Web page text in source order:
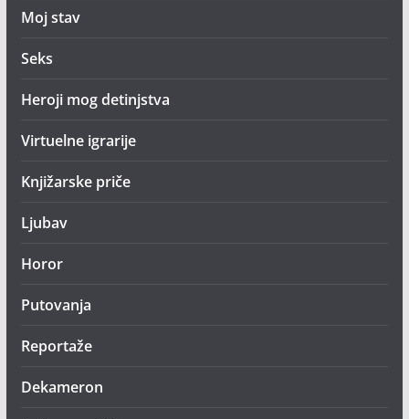
Moj stav
Seks
Heroji mog detinjstva
Virtuelne igrarije
Knjižarske priče
Ljubav
Horor
Putovanja
Reportaže
Dekameron